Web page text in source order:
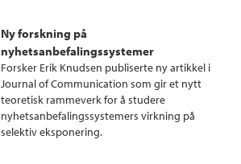
Ny forskning på
nyhetsanbefalingssystemer
Forsker Erik Knudsen publiserte ny artikkel i
Journal of Communication som gir et nytt
teoretisk rammeverk for å studere
nyhetsanbefalingssystemers virkning på
selektiv eksponering.